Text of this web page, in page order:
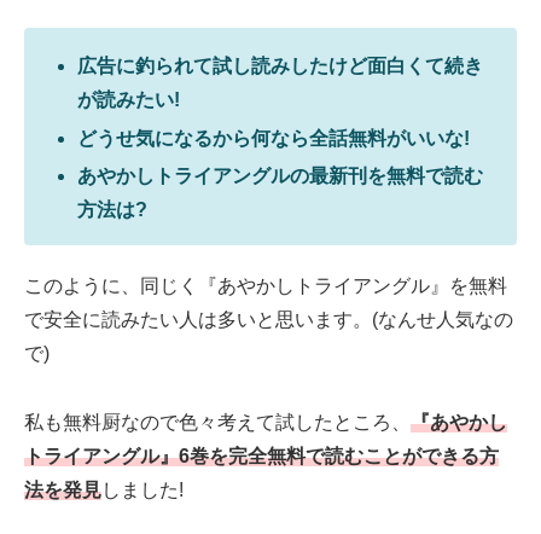
広告に釣られて試し読みしたけど面白くて続き
が読みたい!
どうせ気になるから何なら全話無料がいいな!
あやかしトライアングルの最新刊を無料で読む
方法は?
このように、同じく『あやかしトライアングル』を無料
で安全に読みたい人は多いと思います。(なんせ人気なの
で)
私も無料厨なので色々考えて試したところ、 『あやかし
トライアングル』6巻を完全無料で読むことができる方
法を発見しました!